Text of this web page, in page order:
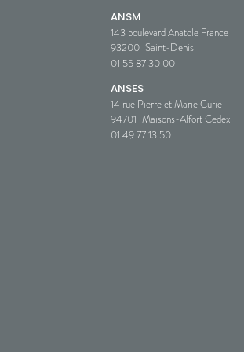
ANSM
143 boulevard Anatole France
93200 Saint-Denis
01 55 87 30 00
ANSES
14 rue Pierre et Marie Curie
94701 Maisons-Alfort Cedex
01 49 77 13 50